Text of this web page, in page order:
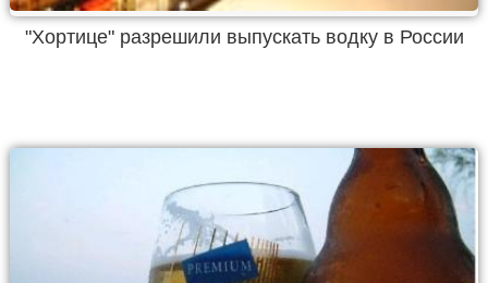
"Хортице" разрешили выпускать водку в России